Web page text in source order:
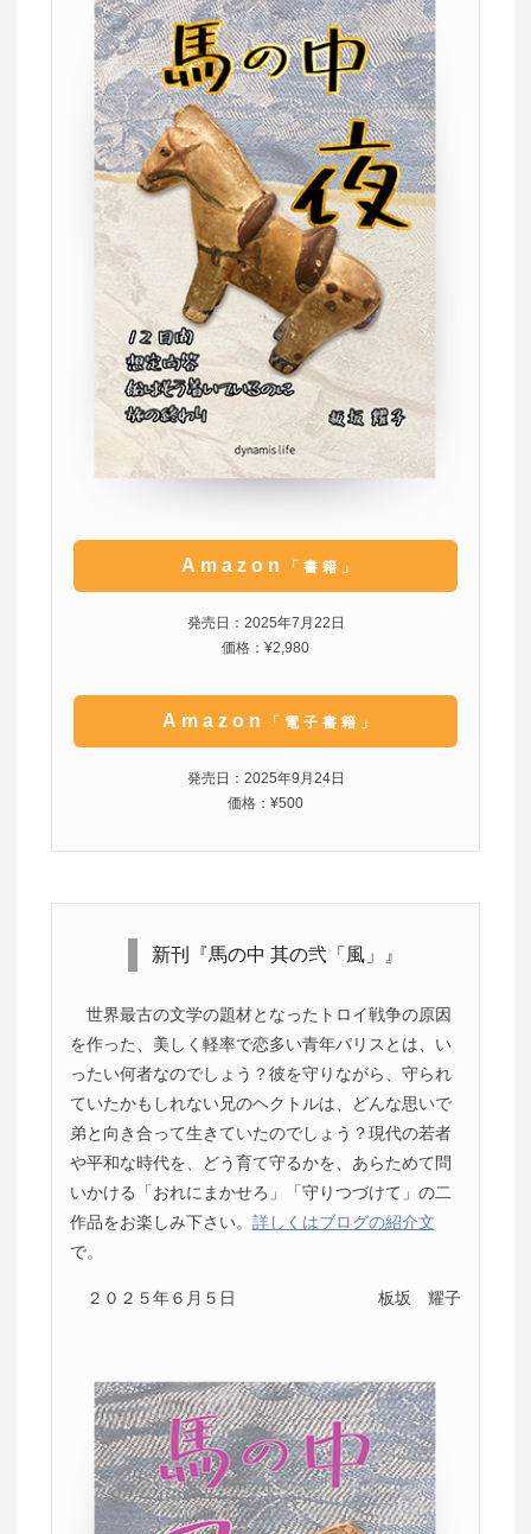
Amazon 「書籍」
発売日：2025年7月22日
価格：¥2,980
Amazon 「電子書籍」
発売日：2025年9月24日
価格：¥500
新刊『馬の中 其の弐「風」』
世界最古の文学の題材となったトロイ戦争の原因
を作った、美しく軽率で恋多い青年パリスとは、い
ったい何者なのでしょう？彼を守りながら、守られ
ていたかもしれない兄のヘクトルは、どんな思いで
弟と向き合って生きていたのでしょう？現代の若者
や平和な時代を、どう育て守るかを、あらためて問
いかける「おれにまかせろ」「守りつづけて」の二
作品をお楽しみ下さい。 詳しくはブログの紹介文
で。
２０２５年６月５日 板坂 耀子